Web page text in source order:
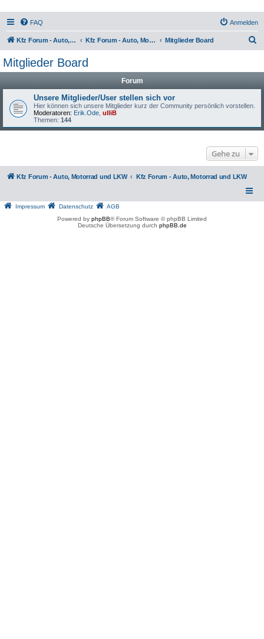
FAQ Anmelden
Kfz Forum - Auto, Motorrad und LKW Kfz Forum - Auto, Motorrad und LKW Mitglieder Board
Mitglieder Board
Forum
Unsere Mitglieder/User stellen sich vor
Hier können sich unsere Mitglieder kurz der Community persönlich vorstellen.
Moderatoren: Erik.Ode ulliB
Themen: 144
Gehe zu
Kfz Forum - Auto, Motorrad und LKW Kfz Forum - Auto, Motorrad und LKW
Impressum Datenschutz
AGB
Powered by phpBB® Forum Software © phpBB Limited
Deutsche Übersetzung durch phpBB.de